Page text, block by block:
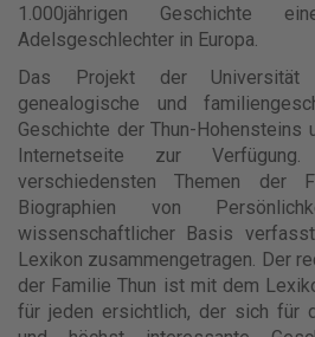
1.000jährigen Geschichte
Adelsgeschlechter in Europa.
Das Projekt der Universität
genealogische und
Geschichte der Thun-
Internetseite zur
verschiedensten Themen der
Biographien von
wissenschaftlicher Basis
Lexikon zusammengetragen. Der
der Familie Thun ist mit dem
für jeden ersichtlich, der sich für